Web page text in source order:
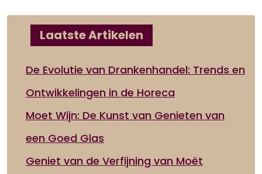
Laatste Artikelen
De Evolutie van Drankenhandel: Trends en
Ontwikkelingen in de Horeca
Moet Wijn: De Kunst van Genieten van
een Goed Glas
Geniet van de Verfijning van Moët